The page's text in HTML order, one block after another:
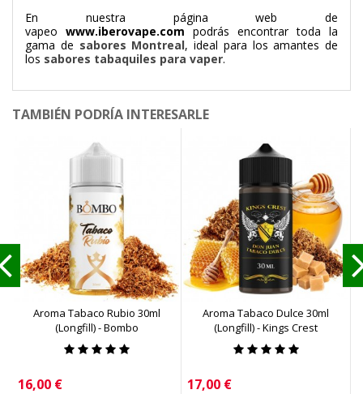
En nuestra página web de
vapeo www.iberovape.com podrás encontrar toda la
gama de sabores Montreal, ideal para los amantes de
los sabores tabaquiles para vaper.
TAMBIÉN PODRÍA INTERESARLE
Aroma Tabaco Rubio 30ml
(Longfill) - Bombo
Precio
16,00 €
Aroma Tabaco Dulce 30ml
(Longfill) - Kings Crest
Precio
17,00 €